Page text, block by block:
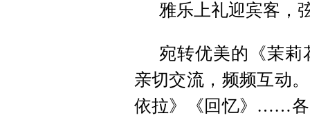
雅乐上礼迎宾客，
宛转优美的《茉
亲切交流，频频互动
依拉》《回忆》……各